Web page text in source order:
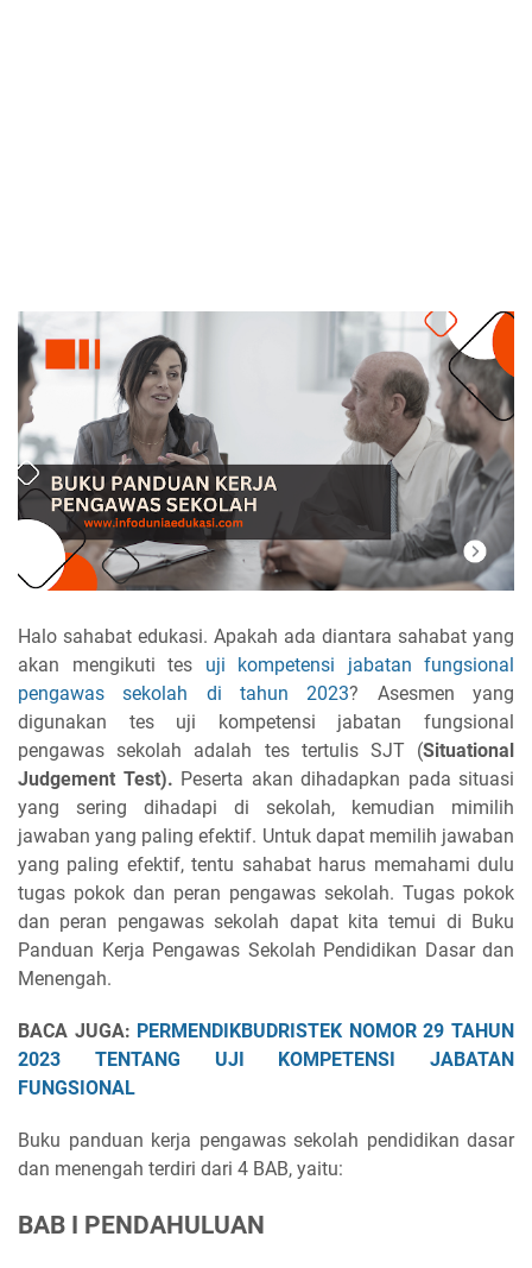
Halo sahabat edukasi. Apakah ada diantara sahabat yang
akan mengikuti tes uji kompetensi jabatan fungsional
pengawas sekolah di tahun 2023? Asesmen yang
digunakan tes uji kompetensi jabatan fungsional
pengawas sekolah adalah tes tertulis SJT (Situational
Judgement Test). Peserta akan dihadapkan pada situasi
yang sering dihadapi di sekolah, kemudian mimilih
jawaban yang paling efektif. Untuk dapat memilih jawaban
yang paling efektif, tentu sahabat harus memahami dulu
tugas pokok dan peran pengawas sekolah. Tugas pokok
dan peran pengawas sekolah dapat kita temui di Buku
Panduan Kerja Pengawas Sekolah Pendidikan Dasar dan
Menengah.
BACA JUGA: PERMENDIKBUDRISTEK NOMOR 29 TAHUN
2023 TENTANG UJI KOMPETENSI JABATAN
FUNGSIONAL
Buku panduan kerja pengawas sekolah pendidikan dasar
dan menengah terdiri dari 4 BAB, yaitu:
BAB I PENDAHULUAN